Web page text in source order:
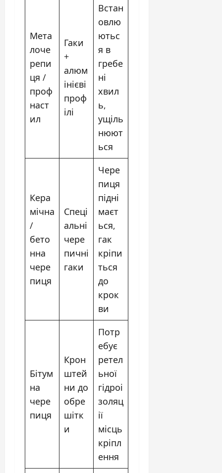
Мета
лоче
репи
ця /
проф
наст
ил
Гаки
+
алюм
інієві
проф
ілі
Встан
овлю
ютьс
я в
гребе
ні
хвил
ь,
ущіль
нюют
ься
Кера
мічна
/
бето
нна
чере
пиця
Спеці
альні
чере
пичні
гаки
Чере
пиця
підні
маєт
ься,
гак
кріпи
ться
до
крок
ви
Бітум
на
чере
пиця
Крон
штей
ни до
обре
шітк
и
Потр
ебує
ретел
ьної
гідроі
золяц
ії
місць
кріпл
ення